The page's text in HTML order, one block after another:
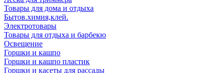
Товары для дома и отдыха
Бытов.химия,клей.
Электротовары
Товары для отдыха и барбекю
Освещение
Горшки и кашпо
Горшки и кашпо пластик
Горшки и касеты для рассады